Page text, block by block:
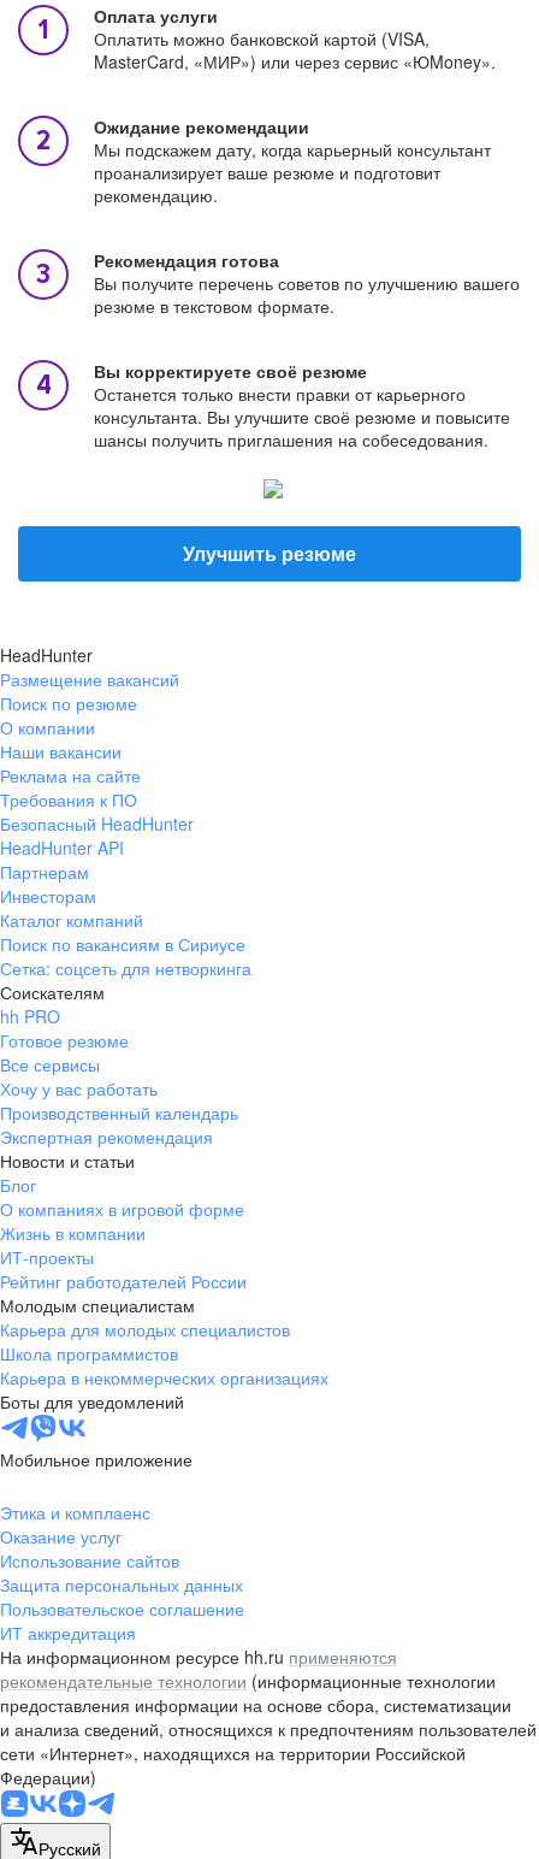
Оплата услуги
Оплатить можно банковской картой (VISA,
MasterCard, «МИР») или через сервис «ЮMoney».
Ожидание рекомендации
Мы подскажем дату, когда карьерный консультант
проанализирует ваше резюме и подготовит
рекомендацию.
Рекомендация готова
Вы получите перечень советов по улучшению вашего
резюме в текстовом формате.
Вы корректируете своё резюме
Останется только внести правки от карьерного
консультанта. Вы улучшите своё резюме и повысите
шансы получить приглашения на собеседования.
Улучшить резюме
HeadHunter
Размещение вакансий
Поиск по резюме
О компании
Наши вакансии
Реклама на сайте
Требования к ПО
Безопасный HeadHunter
HeadHunter API
Партнерам
Инвесторам
Каталог компаний
Поиск по вакансиям в Сириусе
Сетка: соцсеть для нетворкинга
Соискателям
hh PRO
Готовое резюме
Все сервисы
Хочу у вас работать
Производственный календарь
Экспертная рекомендация
Новости и статьи
Блог
О компаниях в игровой форме
Жизнь в компании
ИТ-проекты
Рейтинг работодателей России
Молодым специалистам
Карьера для молодых специалистов
Школа программистов
Карьера в некоммерческих организациях
Боты для уведомлений
Мобильное приложение
Этика и комплаенс
Оказание услуг
Использование сайтов
Защита персональных данных
Пользовательское соглашение
ИТ аккредитация
На информационном ресурсе hh.ru применяются
рекомендательные технологии (информационные технологии
предоставления информации на основе сбора, систематизации
и анализа сведений, относящихся к предпочтениям пользователей
сети «Интернет», находящихся на территории Российской
Федерации)
Русский